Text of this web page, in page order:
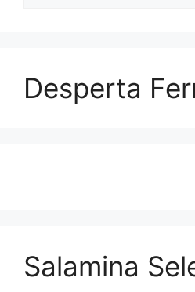
Desperta
Salamina